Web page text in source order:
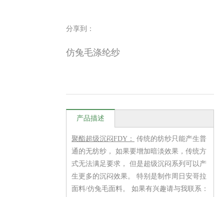
分享到：
仿兔毛涤纶纱
产品描述
聚酯超级沉闷FDY：
传统的纺纱只能产生普
通的无纺纱， 如果要增加暗淡效果，传统方
式无法满足要求， 但是超级沉闷系列可以产
生更多的沉闷效果。 特别是制作周日安哥拉
面料/仿兔毛面料。 如果有兴趣请与我联系：